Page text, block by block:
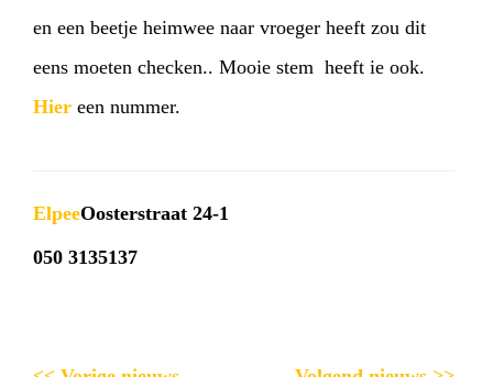
en een beetje heimwee naar vroeger heeft zou dit
eens moeten checken.. Mooie stem heeft ie ook.
Hier een nummer.
ElpeeOosterstraat 24-1
050 3135137